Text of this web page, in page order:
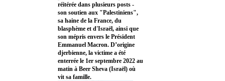
réitérée dans plusieurs posts -
son soutien aux "Palestiniens",
sa haine de la France, du
blasphème et d'Israël, ainsi que
son mépris envers le Président
Emmanuel Macron. D’origine
djerbienne, la victime a été
enterrée le 1er septembre 2022 au
matin à Beer Sheva (Israël) où
vit sa famille.